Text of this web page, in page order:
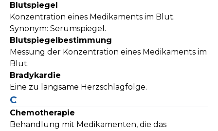
Blutspiegel
Konzentration eines Medikaments im Blut.
Synonym: Serumspiegel.
Blutspiegelbestimmung
Messung der Konzentration eines Medikaments im
Blut.
Bradykardie
Eine zu langsame Herzschlagfolge.
C
Chemotherapie
Behandlung mit Medikamenten, die das